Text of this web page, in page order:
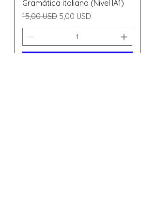
Gramática italiana (Nivel lA1)
Prezzo regolare
15,00 USD Prezzo scontato
5,00 USD